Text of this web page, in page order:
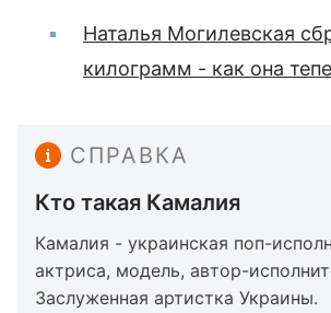
Наталья Могилевская
килограмм - как она
СПРАВКА
Кто такая Камалия
Камалия - украинская поп-
актриса, модель, автор-
Заслуженная артистка Украины.